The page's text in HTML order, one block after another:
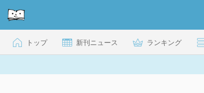
トップ 新刊ニュース ランキング